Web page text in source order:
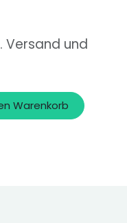
Versand und
Warenkorb